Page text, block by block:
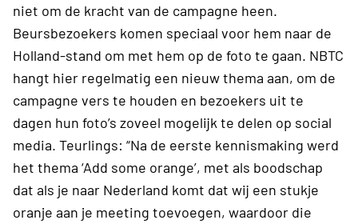
niet om de kracht van de campagne heen.
Beursbezoekers komen speciaal voor hem naar de
Holland-stand om met hem op de foto te gaan. NBTC
hangt hier regelmatig een nieuw thema aan, om de
campagne vers te houden en bezoekers uit te
dagen hun foto’s zoveel mogelijk te delen op social
media. Teurlings: “Na de eerste kennismaking werd
het thema ‘Add some orange’, met als boodschap
dat als je naar Nederland komt dat wij een stukje
oranje aan je meeting toevoegen, waardoor die